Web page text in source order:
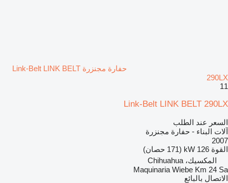
حفارة مجنزرة Link-Belt LINK BELT
290LX
11
Link-Belt LINK BELT 290LX
السعر عند الطلب
آلات البناء - حفارة مجنزرة
2007
القوة 126 kW (171 حصان)
المكسيك، Chihuahua
Maquinaria Wiebe Km 24 Sa
الاتصال بالبائع